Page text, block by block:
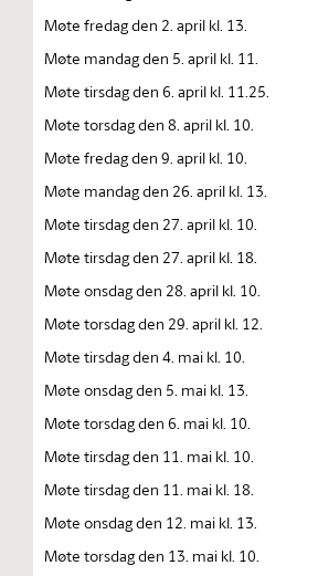
Møte fredag den 2. april kl. 13.
Møte mandag den 5. april kl. 11.
Møte tirsdag den 6. april kl. 11.25.
Møte torsdag den 8. april kl. 10.
Møte fredag den 9. april kl. 10.
Møte mandag den 26. april kl. 13.
Møte tirsdag den 27. april kl. 10.
Møte tirsdag den 27. april kl. 18.
Møte onsdag den 28. april kl. 10.
Møte torsdag den 29. april kl. 12.
Møte tirsdag den 4. mai kl. 10.
Møte onsdag den 5. mai kl. 13.
Møte torsdag den 6. mai kl. 10.
Møte tirsdag den 11. mai kl. 10.
Møte tirsdag den 11. mai kl. 18.
Møte onsdag den 12. mai kl. 13.
Møte torsdag den 13. mai kl. 10.